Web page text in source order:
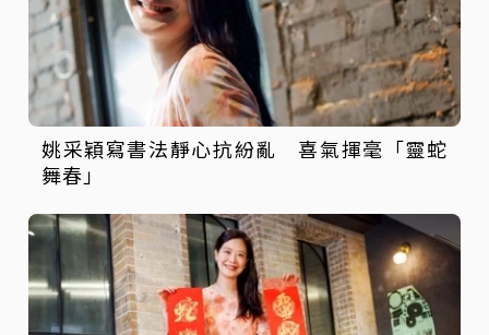
姚采穎寫書法靜心抗紛亂 喜氣揮毫「靈蛇
舞春」